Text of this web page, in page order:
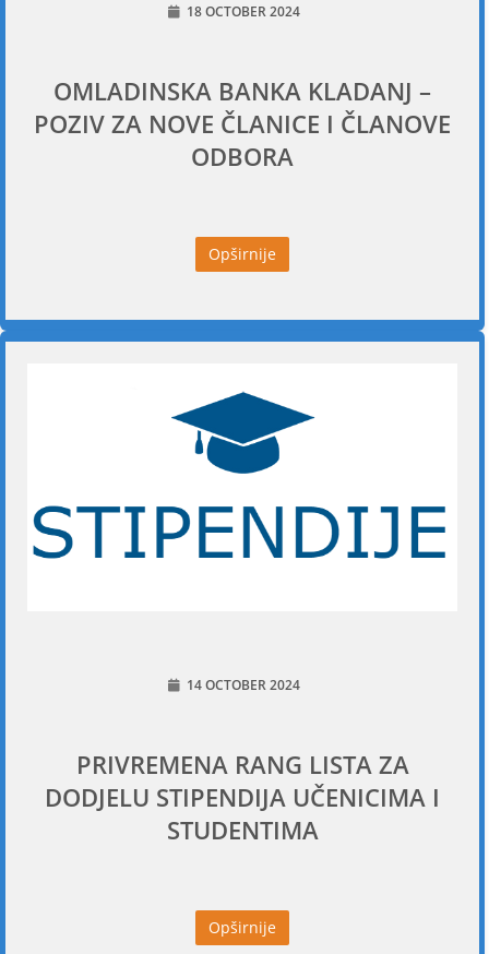
18 OCTOBER 2024
OMLADINSKA BANKA KLADANJ –
POZIV ZA NOVE ČLANICE I ČLANOVE
ODBORA
Opširnije
14 OCTOBER 2024
PRIVREMENA RANG LISTA ZA
DODJELU STIPENDIJA UČENICIMA I
STUDENTIMA
Opširnije